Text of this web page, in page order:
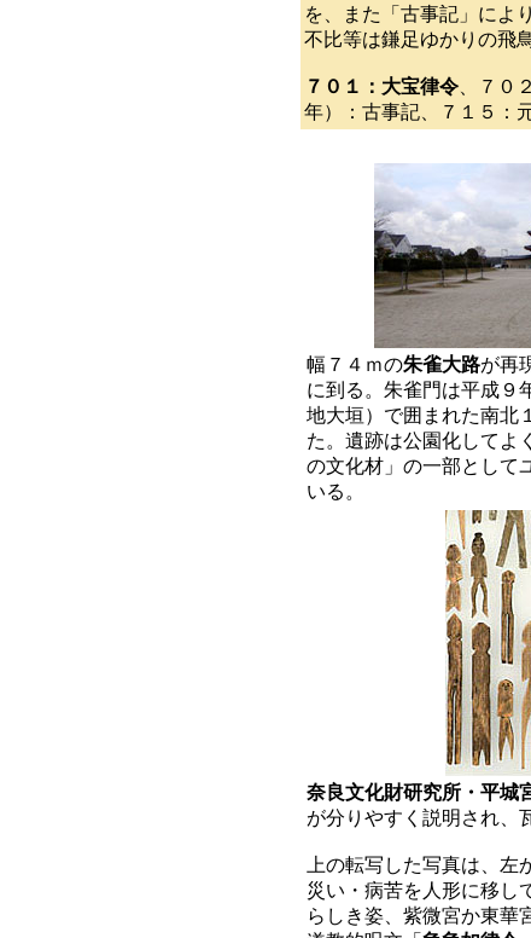
を、また「古事記」によ
不比等は鎌足ゆかりの飛
７０１：大宝律令、７０
年）：古事記、７１５：
幅７４ｍの朱雀大路が再
に到る。朱雀門は平成９
地大垣）で囲まれた南北
た。遺跡は公園化してよ
の文化材」の一部として
いる。
奈良文化財研究所・平城
が分りやすく説明され、
上の転写した写真は、左
災い・病苦を人形に移し
らしき姿、紫微宮か東華